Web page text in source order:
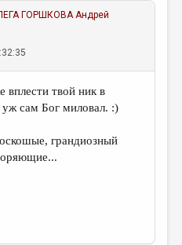
ГОРШКОВА Андрей
твой ник в
уж сам Бог миловал. :)
грандиозный